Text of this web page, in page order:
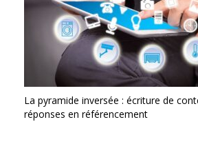
La pyramide inversée : écriture de
réponses en référencement